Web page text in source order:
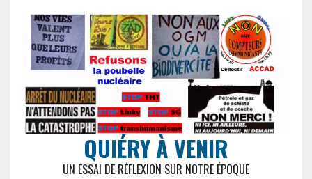
QUIÉRY À VENIR
UN ESSAI DE RÉFLEXION SUR NOTRE ÉPOQUE